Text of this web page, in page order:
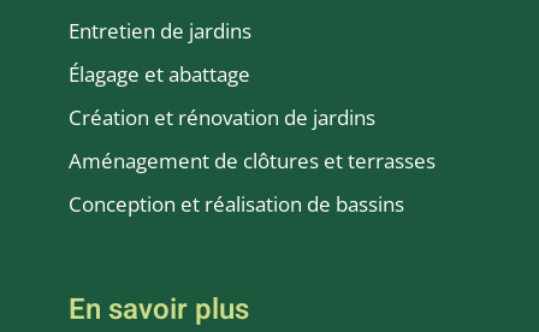
Entretien de jardins
Élagage et abattage
Création et rénovation de jardins
Aménagement de clôtures et terrasses
Conception et réalisation de bassins
En savoir plus